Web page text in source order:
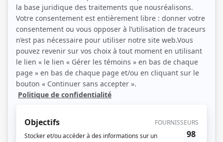
Sébastien Ricard (Photo: ICI Radio-Canada Télé)
Description sommaire de l'histoire
L'histoire de Yannick Moreau, un criminel contraint en 2007 de collaborer avec
la justice dans une histoire de drogues, qui s'est soldée par l'arrestation de
a été placé au Québec dans un programme de protection des témoins sous
l'identité de Jean-François Gagnon. Au Québec, tout son entourage, incluant
la femme qu'il aime et avec qui il a eu deux enfants, ignore son passé, dont